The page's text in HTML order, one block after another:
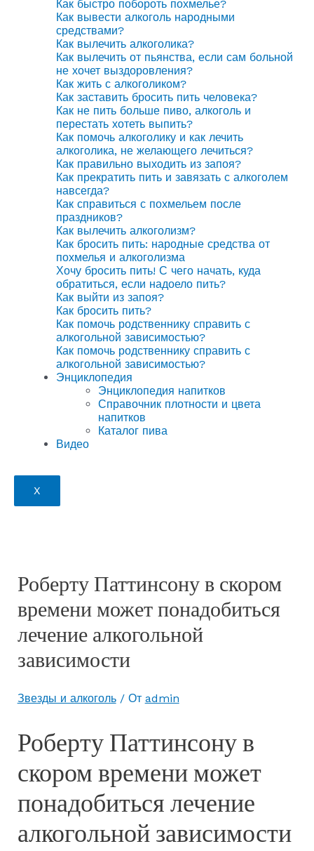
Как быстро побороть похмелье?
Как вывести алкоголь народными
средствами?
Как вылечить алкоголика?
Как вылечить от пьянства, если сам больной
не хочет выздоровления?
Как жить с алкоголиком?
Как заставить бросить пить человека?
Как не пить больше пиво, алкоголь и
перестать хотеть выпить?
Как помочь алкоголику и как лечить
алкоголика, не желающего лечиться?
Как правильно выходить из запоя?
Как прекратить пить и завязать с алкоголем
навсегда?
Как справиться с похмельем после
праздников?
Как вылечить алкоголизм?
Как бросить пить: народные средства от
похмелья и алкоголизма
Хочу бросить пить! С чего начать, куда
обратиться, если надоело пить?
Как выйти из запоя?
Как бросить пить?
Как помочь родственнику справить с
алкогольной зависимостью?
Как помочь родственнику справить с
алкогольной зависимостью?
Энциклопедия
Энциклопедия напитков
Справочник плотности и цвета
напитков
Каталог пива
Видео
X
Роберту Паттинсону в скором
времени может понадобиться
лечение алкогольной
зависимости
Звезды и алкоголь/ От admin
Роберту Паттинсону в
скором времени может
понадобиться лечение
алкогольной зависимости